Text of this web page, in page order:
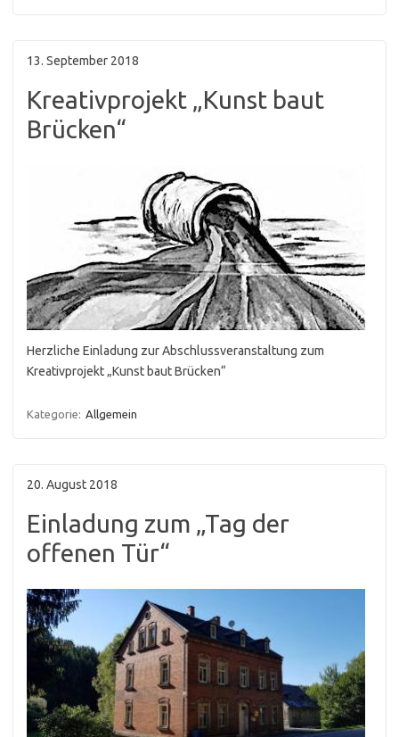
13. September 2018
Kreativprojekt „Kunst baut
Brücken“
Herzliche Einladung zur Abschlussveranstaltung zum
Kreativprojekt „Kunst baut Brücken“
Kategorie: Allgemein
20. August 2018
Einladung zum „Tag der
offenen Tür“